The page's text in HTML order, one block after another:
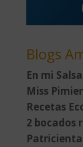
Blogs
En mi Salsa
Miss
Recetas
2 bocados